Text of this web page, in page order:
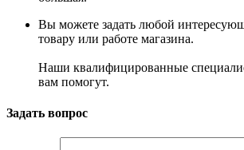
Вы можете задать любой
товару или работе магазина.
Наши квалифицированные
вам помогут.
Задать вопрос